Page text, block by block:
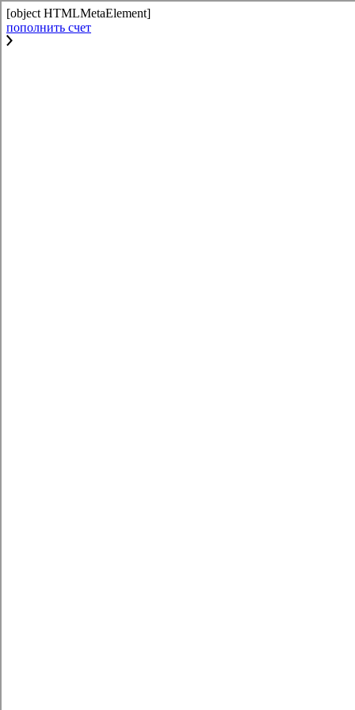
[object HTMLMetaElement]
пополнить счет